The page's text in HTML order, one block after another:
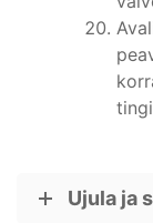
Ujula ja